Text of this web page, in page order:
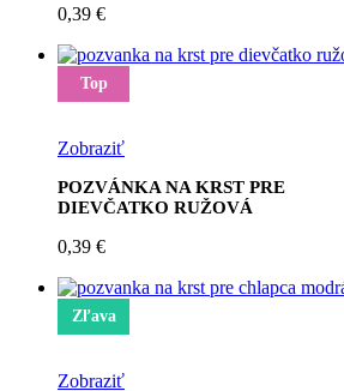
0,39 €
Top
Zobraziť
POZVÁNKA NA KRST PRE
DIEVČATKO RUŽOVÁ
0,39 €
Zľava
Zobraziť